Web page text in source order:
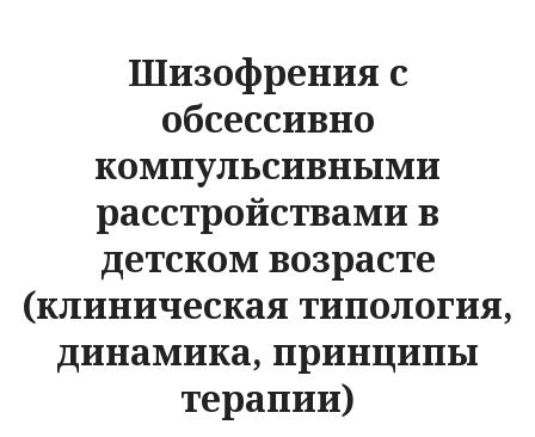
Шизофрения с
обсессивно
компульсивными
расстройствами в
детском возрасте
(клиническая типология,
динамика, принципы
терапии)